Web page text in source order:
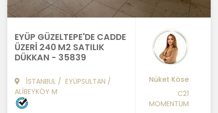
EYÜP GÜZELTEPE'DE CADDE
ÜZERİ 240 M2 SATILIK
DÜKKAN - 35839
İSTANBUL / EYÜPSULTAN /
ALİBEYKÖY M
Nüket Köse
C21
MOMENTUM